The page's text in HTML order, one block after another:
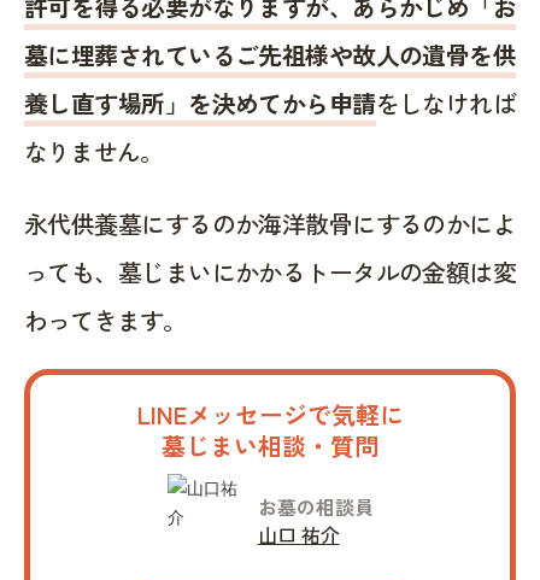
墓に埋葬されているご先祖様や故人の遺骨を供
養し直す場所」を決めてから申請をしなければ
なりません。
永代供養墓にするのか海洋散骨にするのかによ
っても、墓じまいにかかるトータルの金額は変
わってきます。
LINEメッセージで気軽に
墓じまい相談・質問
お墓の相談員
山口 祐介